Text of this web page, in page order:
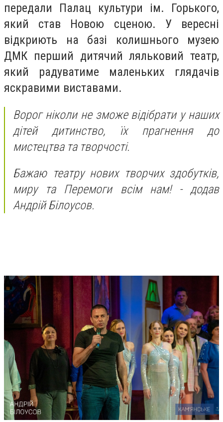
передали Палац культури ім. Горького,
який став Новою сценою. У вересні
відкриють на базі колишнього музею
ДМК перший дитячий ляльковий театр,
який радуватиме маленьких глядачів
яскравими виставами.
Ворог ніколи не зможе відібрати у наших
дітей дитинство, їх прагнення до
мистецтва та творчості.
Бажаю театру нових творчих здобутків,
миру та Перемоги всім нам! - додав
Андрій Білоусов.